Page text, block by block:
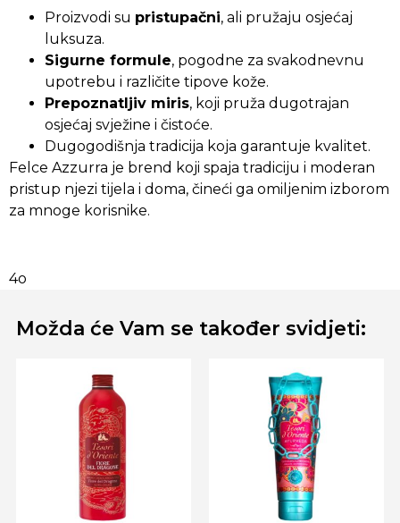
Proizvodi su pristupačni, ali pružaju osjećaj
luksuza.
Sigurne formule, pogodne za svakodnevnu
upotrebu i različite tipove kože.
Prepoznatljiv miris, koji pruža dugotrajan
osjećaj svježine i čistoće.
Dugogodišnja tradicija koja garantuje kvalitet.
Felce Azzurra je brend koji spaja tradiciju i moderan
pristup njezi tijela i doma, čineći ga omiljenim izborom
za mnoge korisnike.
4o
Možda će Vam se također svidjeti: